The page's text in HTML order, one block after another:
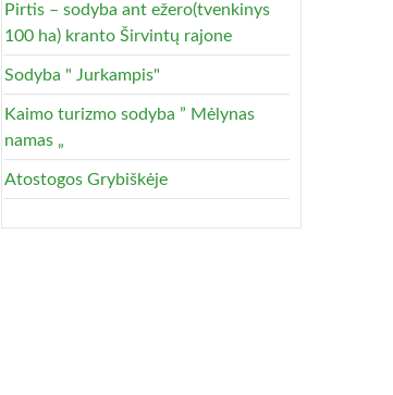
Pirtis – sodyba ant ežero(tvenkinys
100 ha) kranto Širvintų rajone
Sodyba " Jurkampis"
Kaimo turizmo sodyba ” Mėlynas
namas „
Atostogos Grybiškėje